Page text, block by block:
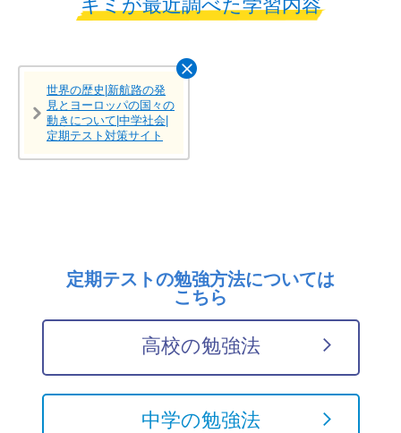
キミが最近調べた学習内容
世界の歴史|新航路の発
見とヨーロッパの国々の
動きについて|中学社会|
定期テスト対策サイト
定期テストの勉強方法については
こちら
高校の勉強法
中学の勉強法